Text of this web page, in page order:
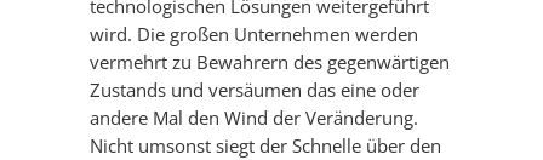
technologischen Lösungen weitergeführt
wird. Die großen Unternehmen werden
vermehrt zu Bewahrern des gegenwärtigen
Zustands und versäumen das eine oder
andere Mal den Wind der Veränderung.
Nicht umsonst siegt der Schnelle über den